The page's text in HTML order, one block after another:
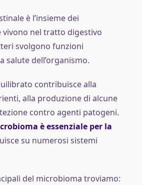
è l’insieme dei
nel tratto digestivo
svolgono funzioni
salute dell’organismo.
contribuisce alla
alla produzione di alcune
contro agenti patogeni.
è essenziale per la
su numerosi sistemi
del microbioma troviamo: